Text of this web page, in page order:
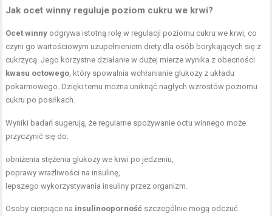
Jak ocet winny reguluje poziom cukru we krwi?
Ocet winny odgrywa istotną rolę w regulacji poziomu cukru we krwi, co
czyni go wartościowym uzupełnieniem diety dla osób borykających się z
cukrzycą. Jego korzystne działanie w dużej mierze wynika z obecności
kwasu octowego, który spowalnia wchłanianie glukozy z układu
pokarmowego. Dzięki temu można uniknąć nagłych wzrostów poziomu
cukru po posiłkach.
Wyniki badań sugerują, że regularne spożywanie octu winnego może
przyczynić się do:
obniżenia stężenia glukozy we krwi po jedzeniu,
poprawy wrażliwości na insulinę,
lepszego wykorzystywania insuliny przez organizm.
Osoby cierpiące na insulinooporność szczególnie mogą odczuć